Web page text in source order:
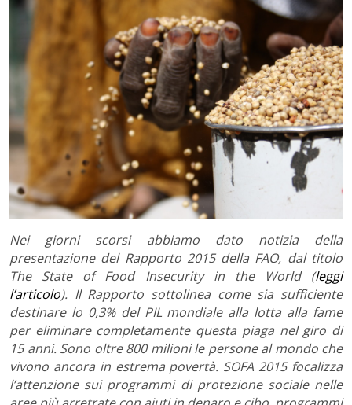
Nei giorni scorsi abbiamo dato notizia della
presentazione del Rapporto 2015 della FAO, dal titolo
The State of Food Insecurity in the World (leggi
l’articolo). Il Rapporto sottolinea come sia sufficiente
destinare lo 0,3% del PIL mondiale alla lotta alla fame
per eliminare completamente questa piaga nel giro di
15 anni. Sono oltre 800 milioni le persone al mondo che
vivono ancora in estrema povertà. SOFA 2015 focalizza
l’attenzione sui programmi di protezione sociale nelle